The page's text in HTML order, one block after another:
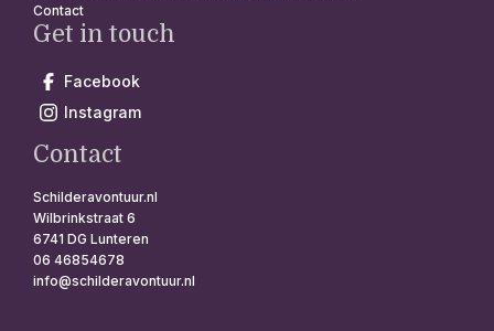
Contact
Get in touch
Facebook
Instagram
Contact
Schilderavontuur.nl
Wilbrinkstraat 6
6741 DG Lunteren
06 46854678
info@schilderavontuur.nl